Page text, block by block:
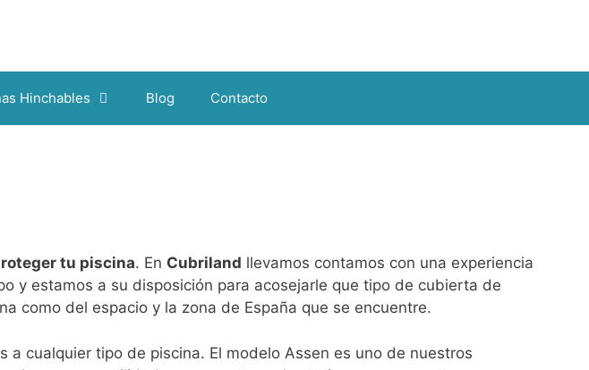
Hinchables Blog Contacto
tu piscina. En Cubriland llevamos contamos con una experiencia
y estamos a su disposición para acosejarle que tipo de cubierta de
como del espacio y la zona de España que se encuentre.
cualquier tipo de piscina. El modelo Assen es uno de nuestros